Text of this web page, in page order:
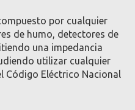
por cualquier
de humo, detectores de
una impedancia
utilizar cualquier
Código Eléctrico Nacional